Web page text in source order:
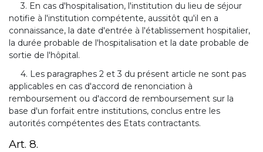
3. En cas d'hospitalisation, l'institution du lieu de séjour
notifie à l'institution compétente, aussitôt qu'il en a
connaissance, la date d'entrée à l'établissement hospitalier,
la durée probable de l'hospitalisation et la date probable de
sortie de l'hôpital.
4. Les paragraphes 2 et 3 du présent article ne sont pas
applicables en cas d'accord de renonciation à
remboursement ou d'accord de remboursement sur la
base d'un forfait entre institutions, conclus entre les
autorités compétentes des Etats contractants.
Art. 8.